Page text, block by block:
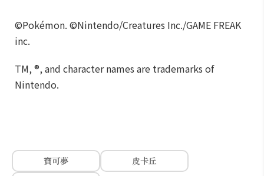
©Pokémon. ©Nintendo/Creatures Inc./GAME FREAK
inc.
TM, ®, and character names are trademarks of
Nintendo.
寶可夢
皮卡丘